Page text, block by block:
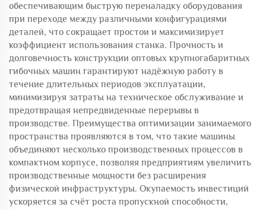
обеспечивающим быструю переналадку оборудования
при переходе между различными конфигурациями
деталей, что сокращает простои и максимизирует
коэффициент использования станка. Прочность и
долговечность конструкции оптовых крупногабаритных
гибочных машин гарантируют надёжную работу в
течение длительных периодов эксплуатации,
минимизируя затраты на техническое обслуживание и
предотвращая непредвиденные перерывы в
производстве. Преимущества оптимизации занимаемого
пространства проявляются в том, что такие машины
объединяют несколько производственных процессов в
компактном корпусе, позволяя предприятиям увеличить
производственные мощности без расширения
физической инфраструктуры. Окупаемость инвестиций
ускоряется за счёт роста пропускной способности,